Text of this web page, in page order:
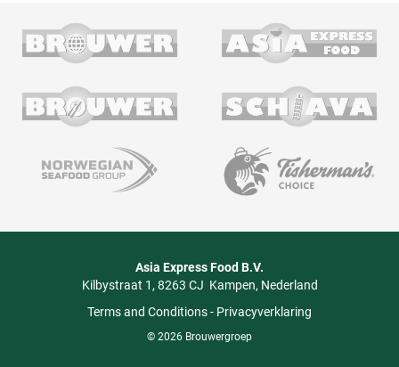
Asia Express Food B.V.
Kilbystraat 1 8263 CJ Kampen Nederland
Terms and Conditions- Privacyverklaring
© 2026 Brouwergroep